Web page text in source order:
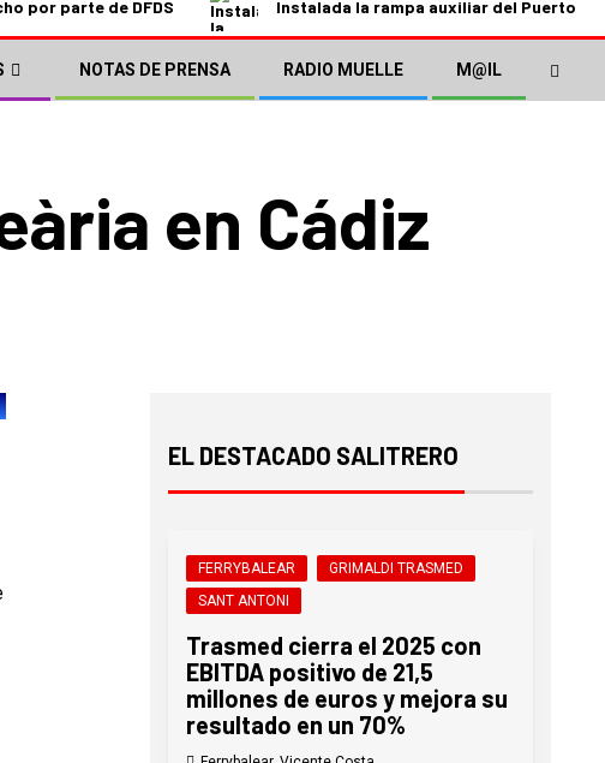
por parte de DFDS Instalada la rampa auxiliar del Puerto de
NOTAS DE PRENSA RADIO MUELLE M@IL
en Cádiz
EL DESTACADO SALITRERO
FERRYBALEAR
GRIMALDI TRASMED
SANT ANTONI
Trasmed cierra el 2025 con
EBITDA positivo de 21,5
millones de euros y mejora su
resultado en un 70%